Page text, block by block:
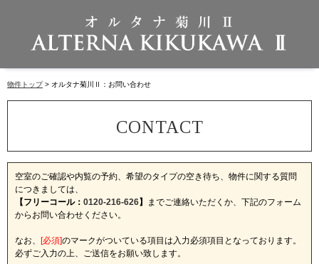
物件トップ オルタナ菊川Ⅱ：お問い合わせ
空室のご確認や内覧の予約、希望のタイプの空き待ち、物件に関する質問
につきましては、
【フリーコール： 0120-216-626】
までご連絡いただくか、下記のフォーム
からお問い合わせください。
なお、 [必須]のマークがついている項目は入力必須項目となっております。
必ずご入力の上、ご送信をお願い致します。